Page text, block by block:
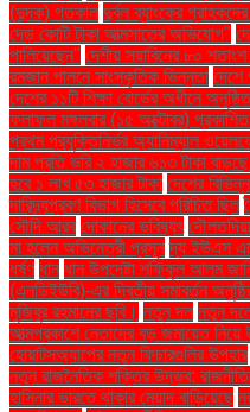
(দুদক) গতকাল দুর্বল ব্যাংকের
দেড় কোটি টাকা আত্মসাতের অভিযোগ"
পালিয়েছেন" দেশীয় সয়াবিনের ৮০
রমজান পালনে সাংস্কৃতিক ভিন্নতা দেশে
দেশের ১১টি শিক্ষা বোর্ডের অধীনে
ফলাফল মঙ্গলবার (১৫ অক্টোবর)
প্রথম প্রযুক্তিনির্ভর অ্যানিম্যাল
দাম প্রতি ভরি ২ হাজার ৬১৩ টাকা
হবে ১ লাখ ৫৩ হাজার টাকা দেশের
দারিদ্র্যপ্রবণ বিভাগ হিসেবে পরিচিত ছিল
সৌদি আরব দোকানের ভবিষ্যৎ
মা হলেন অভিনেত্রী প্রসূন দ্য ইউএস
ধর্ষণ ধান ধান উপদেষ্টা শফিকুল আলম
(এনডিইউবি)-এর দ্বিতীয় সমাবর্তন
মুজিবুর রহমানের ছবি। নতুন দল নতুন
আত্মপ্রকাশে নেতাদের বড় জমায়েত নিয়ে
হোয়াটসঅ্যাপের নতুন ফিচারগুলির উপহার
নতুন রাজনৈতিক শক্তির উদ্ভব:
হাসিনার ভারতে থাকার মেয়াদ বাড়িয়েছে